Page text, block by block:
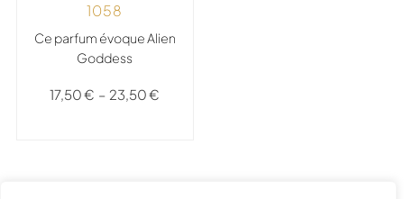
1058
Ce parfum évoque Alien
Goddess
17,50€ – 23,50€